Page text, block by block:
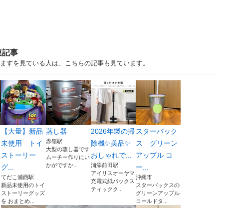
記事
を見ている人は、こちらの記事も見ています。
【大量】新品
未使用 トイ
ストーリー
グ...
てだこ浦西駅
新品未使用のトイ
ストーリーグッズ
を おまとめ...
蒸し器
赤嶺駅
大型の蒸し器です
ムーチー作りにい
かがですか...
2026年製の掃
除機✨美品✨
おしゃれで...
浦添前田駅
アイリスオーヤマ
充電式紙パックス
ティックク...
スターバック
ス グリーン
アップル コ
ー...
沖縄市
スターバックスの
グリーンアップル
コールドタ...